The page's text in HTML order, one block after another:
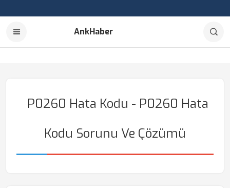
AnkHaber
P0260 Hata Kodu - P0260 Hata
Kodu Sorunu Ve Çözümü